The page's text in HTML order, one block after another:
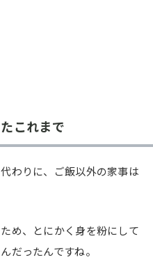
これまで
わりに、ご飯以外の家事は
め、とにかく身を粉にして
だったんですね。